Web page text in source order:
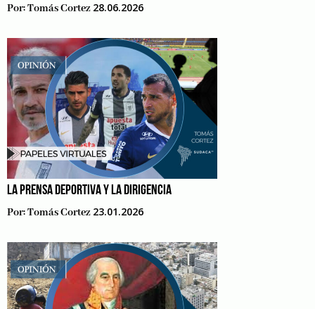
Por:Tomás Cortez 28.06.2026
LA PRENSA DEPORTIVA Y LA DIRIGENCIA
Por:Tomás Cortez 23.01.2026